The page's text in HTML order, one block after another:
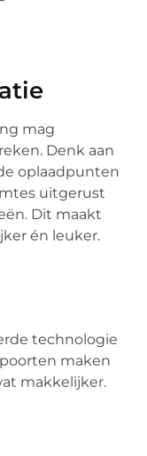
mag
Denk aan
oplaadpunten
uitgerust
Dit maakt
én leuker.
technologie
maken
makkelijker.